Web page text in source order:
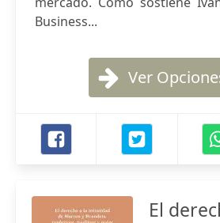
Business...
Ver
El